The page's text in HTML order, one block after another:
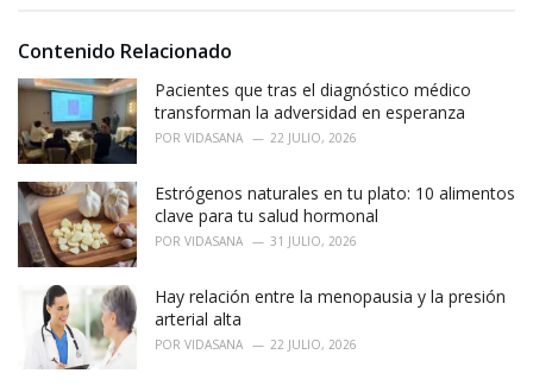
r
i
:
:Contenido Relacionado
Pacientes que tras el diagnóstico médico
transforman la adversidad en esperanza
POR VIDASANA 22 JULIO, 2026
Estrógenos naturales en tu plato: 10 alimentos
clave para tu salud hormonal
POR VIDASANA 31 JULIO, 2026
Hay relación entre la menopausia y la presión
arterial alta
POR VIDASANA 22 JULIO, 2026